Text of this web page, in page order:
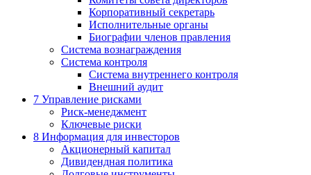
Корпоративный секретарь
Исполнительные органы
Биографии членов правления
Система вознаграждения
Система контроля
Система внутреннего контроля
Внешний аудит
7 Управление рисками
Риск-менеджмент
Ключевые риски
8 Информация для инвесторов
Акционерный капитал
Дивидендная политика